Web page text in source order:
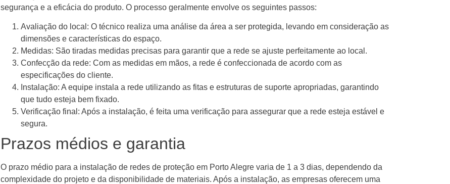
segurança e a eficácia do produto. O processo geralmente envolve os seguintes passos:
Avaliação do local: O técnico realiza uma análise da área a ser protegida, levando em consideração as
dimensões e características do espaço.
Medidas: São tiradas medidas precisas para garantir que a rede se ajuste perfeitamente ao local.
Confecção da rede: Com as medidas em mãos, a rede é confeccionada de acordo com as
especificações do cliente.
Instalação: A equipe instala a rede utilizando as fitas e estruturas de suporte apropriadas, garantindo
que tudo esteja bem fixado.
Verificação final: Após a instalação, é feita uma verificação para assegurar que a rede esteja estável e
segura.
Prazos médios e garantia
O prazo médio para a instalação de redes de proteção em Porto Alegre varia de 1 a 3 dias, dependendo da
complexidade do projeto e da disponibilidade de materiais. Após a instalação, as empresas oferecem uma